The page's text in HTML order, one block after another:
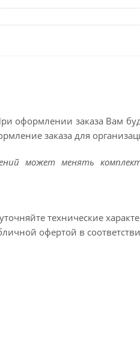
оформлении заказа Вам
заказа для
может менять
технические
офертой в